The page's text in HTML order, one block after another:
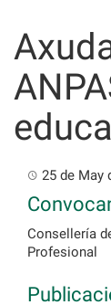
content
25 de May
Consellería
Profesional